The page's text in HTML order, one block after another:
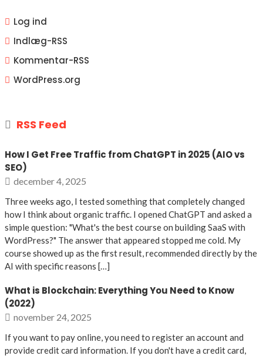
Log ind
Indlæg-RSS
Kommentar-RSS
WordPress.org
RSS Feed
How I Get Free Traffic from ChatGPT in 2025 (AIO vs
SEO)
december 4, 2025
Three weeks ago, I tested something that completely changed
how I think about organic traffic. I opened ChatGPT and asked a
simple question: "What's the best course on building SaaS with
WordPress?" The answer that appeared stopped me cold. My
course showed up as the first result, recommended directly by the
AI with specific reasons […]
What is Blockchain: Everything You Need to Know
(2022)
november 24, 2025
If you want to pay online, you need to register an account and
provide credit card information. If you don't have a credit card,